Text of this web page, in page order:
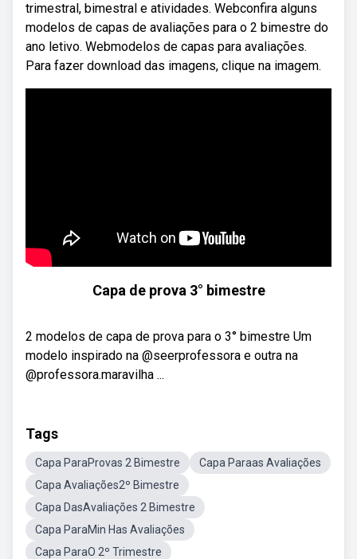
trimestral, bimestral e atividades. Webconfira alguns
modelos de capas de avaliações para o 2 bimestre do
ano letivo. Webmodelos de capas para avaliações.
Para fazer download das imagens, clique na imagem.
Capa de prova 3° bimestre
2 modelos de capa de prova para o 3° bimestre Um
modelo inspirado na @seerprofessora e outra na
@professora.maravilha ...
Tags
Capa ParaProvas 2 Bimestre
Capa Paraas Avaliações
Capa Avaliações2º Bimestre
Capa DasAvaliações 2 Bimestre
Capa ParaMin Has Avaliações
Capa ParaO 2º Trimestre